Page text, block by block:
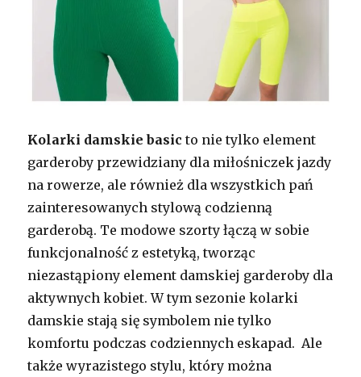
Kolarki damskie basic to nie tylko element
garderoby przewidziany dla miłośniczek jazdy
na rowerze, ale również dla wszystkich pań
zainteresowanych stylową codzienną
garderobą. Te modowe szorty łączą w sobie
funkcjonalność z estetyką, tworząc
niezastąpiony element damskiej garderoby dla
aktywnych kobiet. W tym sezonie kolarki
damskie stają się symbolem nie tylko
komfortu podczas codziennych eskapad. Ale
także wyrazistego stylu, który można